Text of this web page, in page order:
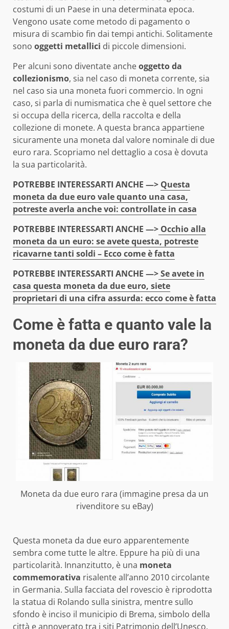
costumi di un Paese in una determinata epoca.
Vengono usate come metodo di pagamento o
misura di scambio fin dai tempi antichi. Solitamente
sono oggetti metallici di piccole dimensioni.
Per alcuni sono diventate ancheoggetto da
collezionismo, sia nel caso di moneta corrente, sia
nel caso sia una moneta fuori commercio. In ogni
caso, si parla di numismatica che è quel settore che
si occupa della ricerca, della raccolta e della
collezione di monete. A questa branca appartiene
sicuramente una moneta dal valore nominale di due
euro rara. Scopriamo nel dettaglio a cosa è dovuta
la sua particolarità.
POTREBBE INTERESSARTI ANCHE —> Questa
moneta da due euro vale quanto una casa,
potreste averla anche voi: controllate in casa
POTREBBE INTERESSARTI ANCHE —> Occhio alla
moneta da un euro: se avete questa, potreste
ricavarne tanti soldi – Ecco come è fatta
POTREBBE INTERESSARTI ANCHE —>Se avete in
casa questa moneta da due euro, siete
proprietari di una cifra assurda: ecco come è fatta
Come è fatta e quanto vale la
moneta da due euro rara?
Moneta da due euro rara (immagine presa da un
rivenditore su eBay)
Questa moneta da due euro apparentemente
sembra come tutte le altre. Eppure ha più di una
particolarità. Innanzitutto, è una moneta
commemorativa risalente all’anno 2010 circolante
in Germania. Sulla facciata del rovescio è riprodotta
la statua di Rolando sulla sinistra, mentre sullo
sfondo è inciso il municipio di Brema, simbolo della
città e annoverato tra i siti Patrimonio dell’Unesco.